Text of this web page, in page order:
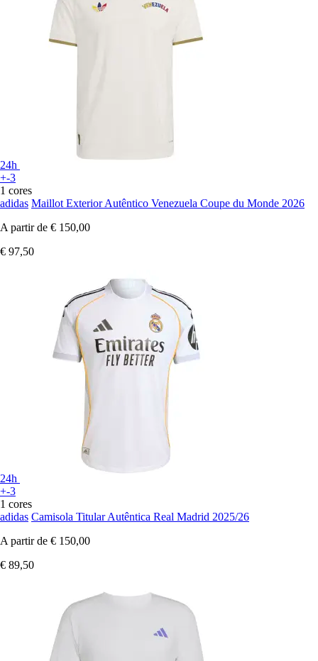
24h
+-3
1 cores
adidas Maillot Exterior Autêntico Venezuela Coupe du Monde 2026
A partir de € 150,00
€ 97,50
24h
+-3
1 cores
adidas Camisola Titular Autêntica Real Madrid 2025/26
A partir de € 150,00
€ 89,50